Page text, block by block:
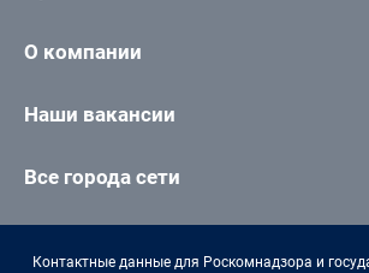
О компании
Наши вакансии
Все города сети
Контактные данные для Роскомнадзора и